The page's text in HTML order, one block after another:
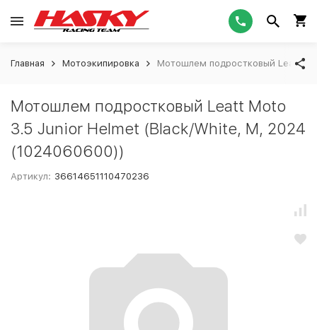
Главная Мотоэкипировка Мотошлем подростковый Leatt
Мотошлем подростковый Leatt Moto
3.5 Junior Helmet (Black/White, M, 2024
(1024060600))
Артикул: 36614651110470236